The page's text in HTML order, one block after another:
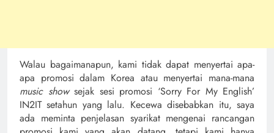
Walau bagaimanapun, kami tidak dapat menyertai apa-
apa promosi dalam Korea atau menyertai mana-mana
music showsejak sesi promosi ‘Sorry For My English’
IN2IT setahun yang lalu. Kecewa disebabkan itu, saya
ada meminta penjelasan syarikat mengenai rancangan